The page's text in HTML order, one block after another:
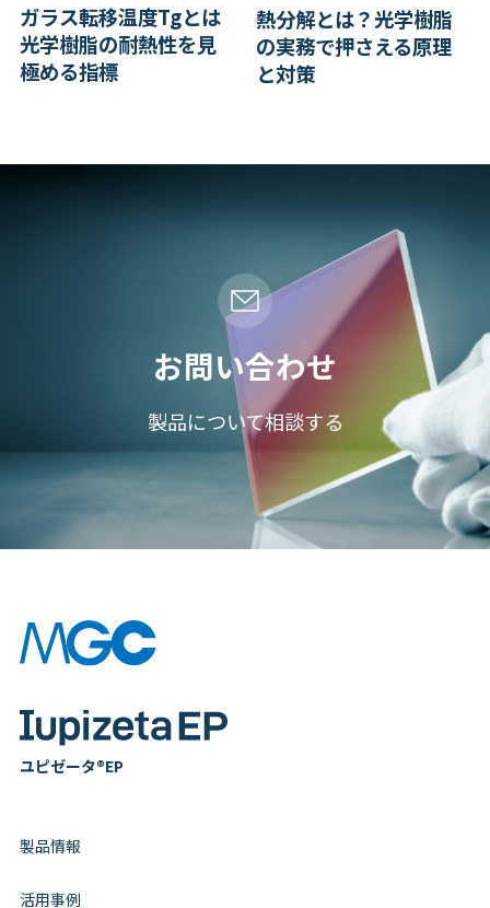
ガラス転移温度Tgとは
光学樹脂の耐熱性を見
極める指標
熱分解とは？光学樹脂
の実務で押さえる原理
と対策
お問い合わせ
製品について相談する
ユピゼータ®EP
製品情報
活用事例